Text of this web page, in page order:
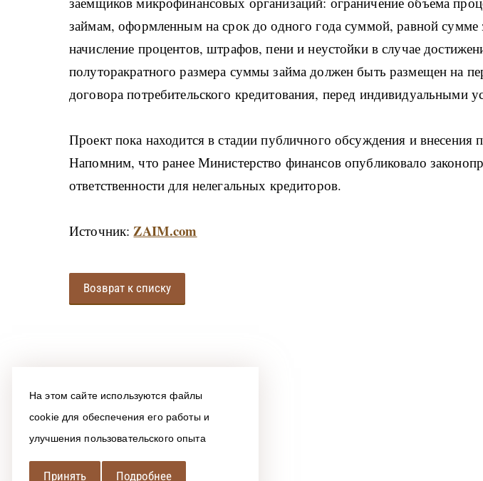
На этом сайте используются файлы
cookie для обеспечения его работы и
улучшения пользовательского опыта
Принять Подробнее
займам, оформленным на срок до одного года суммой, равной сумме
начисление процентов, штрафов, пени и неустойки в случае
полуторакратного размера суммы займа должен быть размещен на
договора потребительского кредитования, перед индивидуальными
Проект пока находится в стадии публичного обсуждения и внесения
Напомним, что ранее Министерство финансов опубликовало
ответственности для нелегальных кредиторов.
Источник:ZAIM.com
Возврат к списку